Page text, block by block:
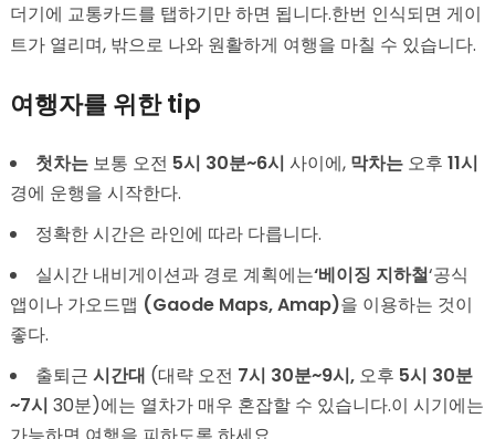
더기에 교통카드를 탭하기만 하면 됩니다.한번 인식되면 게이
트가 열리며, 밖으로 나와 원활하게 여행을 마칠 수 있습니다.
여행자를 위한 tip
첫차는보통 오전 5시 30분~6시 사이에, 막차는오후 11시
경에 운행을 시작한다.
정확한 시간은 라인에 따라 다릅니다.
실시간 내비게이션과 경로 계획에는‘베이징 지하철‘공식
앱이나 가오드맵 (Gaode Maps, Amap)을 이용하는 것이
좋다.
출퇴근 시간대 (대략 오전 7시 30분~9시, 오후 5시 30분
~7시 30분)에는 열차가 매우 혼잡할 수 있습니다.이 시기에는